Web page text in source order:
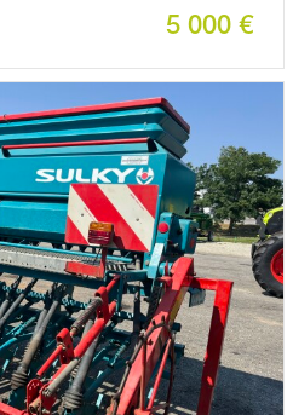
5 000 €